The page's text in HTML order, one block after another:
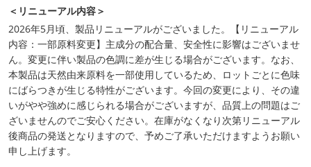
＜リニューアル内容＞
2026年5月頃、製品リニューアルがございました。【リニューアル
内容：一部原料変更】主成分の配合量、安全性に影響はございませ
ん。変更に伴い製品の色調に差が生じる場合がございます。なお、
本製品は天然由来原料を一部使用しているため、ロットごとに色味
にばらつきが生じる特性がございます。今回の変更により、その違
いがやや強めに感じられる場合がございますが、品質上の問題はご
ざいませんのでご安心ください。在庫がなくなり次第リニューアル
後商品の発送となりますので、予めご了承いただけますようお願い
申し上げます。